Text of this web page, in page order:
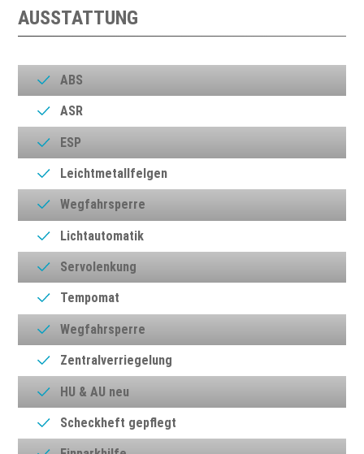
AUSSTATTUNG
ABS
ASR
ESP
Leichtmetallfelgen
Wegfahrsperre
Lichtautomatik
Servolenkung
Tempomat
Wegfahrsperre
Zentralverriegelung
HU & AU neu
Scheckheft gepflegt